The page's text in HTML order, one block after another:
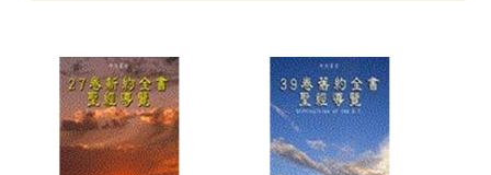
第八篇 歷史書
第九篇 約書亞記
第十篇 士師記
第十一篇 路得記
第十二篇 撒母耳記上